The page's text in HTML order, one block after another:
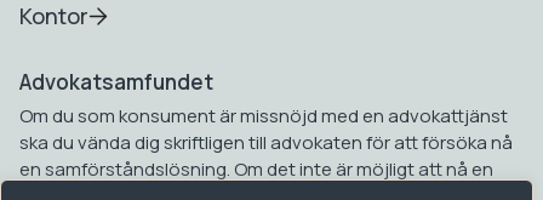
Kontor
Advokatsamfundet
Om du som konsument är missnöjd med en advokattjänst
ska du vända dig skriftligen till advokaten för att försöka nå
en samförståndslösning. Om det inte är möjligt att nå en